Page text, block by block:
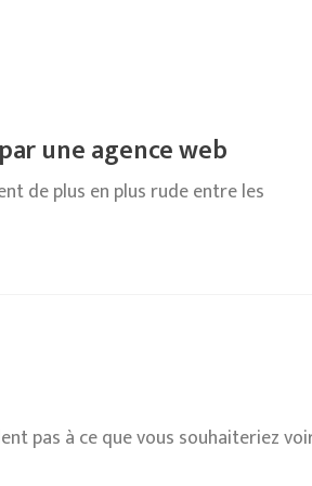
une agence web
de plus en plus rude entre les
pas à ce que vous souhaiteriez